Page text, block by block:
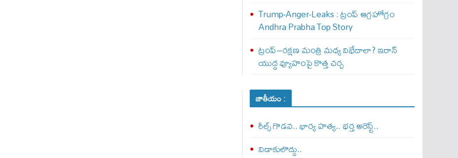
Trump-Anger-Leaks : ట్రంప్ ఆగ్ర‌హోగ్రం
Andhra Prabha Top Story
ట్రంప్–రక్షణ మంత్రి మధ్య విభేదాలా? ఇరాన్
యుద్ధ వ్యూహంపై కొత్త చర్చ
జాతీయం :
రీల్స్ గొడవ.. భార్య హత్య.. భర్త అరెస్ట్..
విడాకులొద్దు..